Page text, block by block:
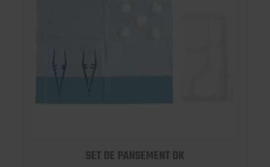
SET DE PANSEMENT DK